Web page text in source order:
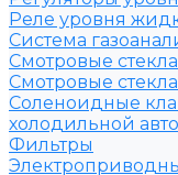
Реле уровня
Система
Смотровые стекла
Смотровые
Соленоидные
холодильной
Фильтры